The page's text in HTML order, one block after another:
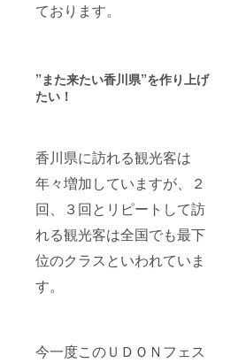
ております。
”また来たい香川県”を作り上げ
たい！
香川県に訪れる観光客は
年々増加していますが、２
回、３回とリピートして訪
れる観光客は全国でも最下
位のクラスといわれていま
す。
今一度このＵＤＯＮフェス